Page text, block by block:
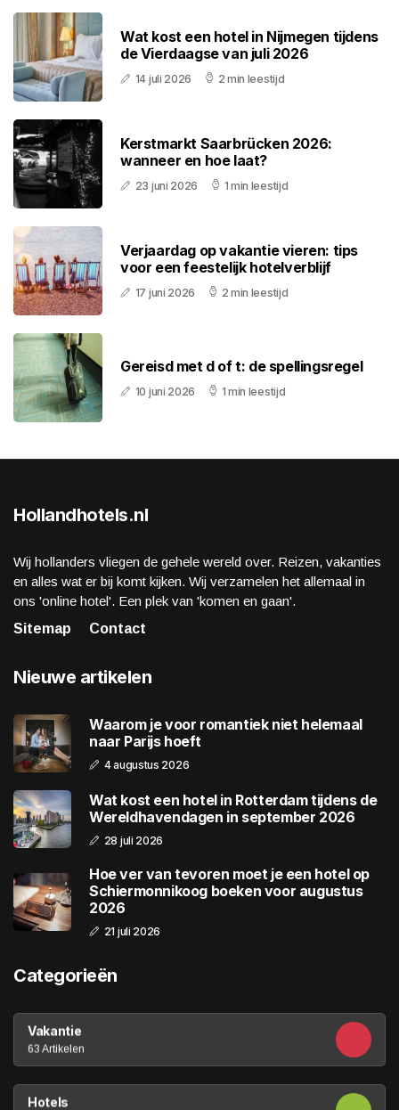
Wat kost een hotel in Nijmegen tijdens
de Vierdaagse van juli 2026
14 juli 2026 2 min leestijd
Kerstmarkt Saarbrücken 2026:
wanneer en hoe laat?
23 juni 2026 1 min leestijd
Verjaardag op vakantie vieren: tips
voor een feestelijk hotelverblijf
17 juni 2026 2 min leestijd
Gereisd met d of t: de spellingsregel
10 juni 2026 1 min leestijd
Hollandhotels.nl
Wij hollanders vliegen de gehele wereld over. Reizen, vakanties
en alles wat er bij komt kijken. Wij verzamelen het allemaal in
ons 'online hotel'. Een plek van 'komen en gaan'.
Sitemap
Contact
Nieuwe artikelen
Waarom je voor romantiek niet helemaal
naar Parijs hoeft
4 augustus 2026
Wat kost een hotel in Rotterdam tijdens de
Wereldhavendagen in september 2026
28 juli 2026
Hoe ver van tevoren moet je een hotel op
Schiermonnikoog boeken voor augustus
2026
21 juli 2026
Categorieën
Vakantie
63 Artikelen
Hotels